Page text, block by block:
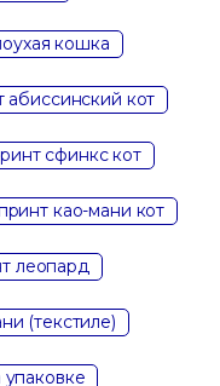
кошка
абиссинский кот
сфинкс кот
као-мани кот
леопард
(текстиле)